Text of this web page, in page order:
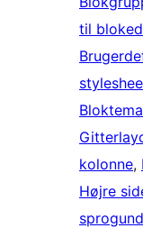
til
kolonne,
Højre